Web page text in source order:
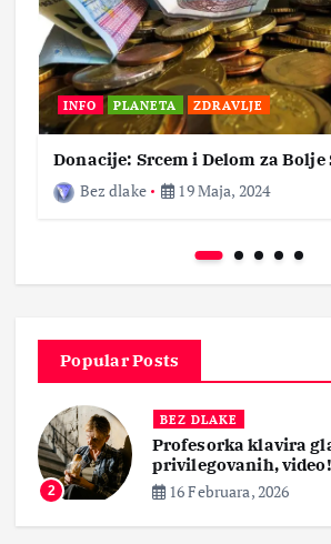
INFO PLANETA ZDRAVLJE
Donacije: Srcem i Delom za Bolje
Bez dlake
19 Maja, 2024
Popular Posts
2
BEZ DLAKE
Profesorka klavira
privilegovanih, video!
16 Februara, 2026